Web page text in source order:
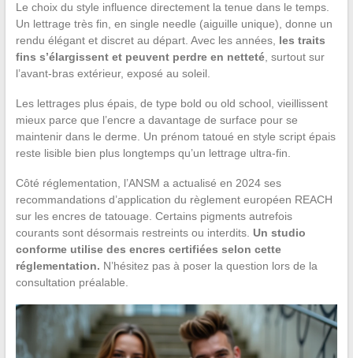
Le choix du style influence directement la tenue dans le temps.
Un lettrage très fin, en single needle (aiguille unique), donne un
rendu élégant et discret au départ. Avec les années, les traits
fins s’élargissent et peuvent perdre en netteté, surtout sur
l’avant-bras extérieur, exposé au soleil.
Les lettrages plus épais, de type bold ou old school, vieillissent
mieux parce que l’encre a davantage de surface pour se
maintenir dans le derme. Un prénom tatoué en style script épais
reste lisible bien plus longtemps qu’un lettrage ultra-fin.
Côté réglementation, l’ANSM a actualisé en 2024 ses
recommandations d’application du règlement européen REACH
sur les encres de tatouage. Certains pigments autrefois
courants sont désormais restreints ou interdits. Un studio
conforme utilise des encres certifiées selon cette
réglementation. N’hésitez pas à poser la question lors de la
consultation préalable.